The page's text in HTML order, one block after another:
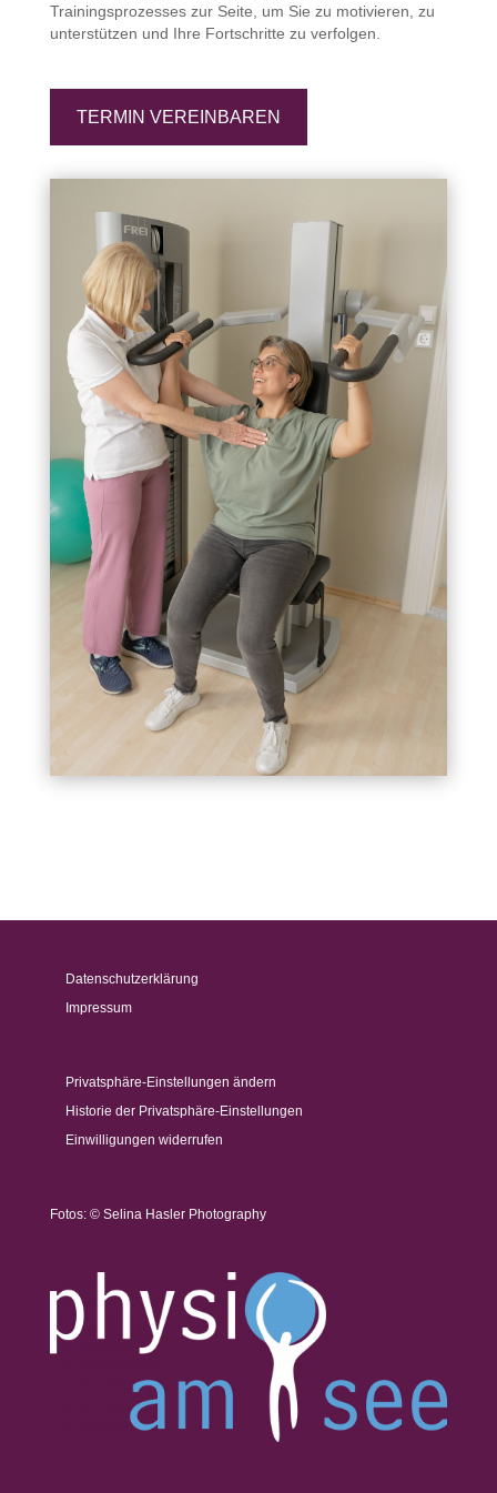
Trainingsprozesses zur Seite, um Sie zu motivieren, zu
unterstützen und Ihre Fortschritte zu verfolgen.
TERMIN VEREINBAREN
Datenschutzerklärung
Impressum
Privatsphäre-Einstellungen ändern
Historie der Privatsphäre-Einstellungen
Einwilligungen widerrufen
Fotos: © Selina Hasler Photography